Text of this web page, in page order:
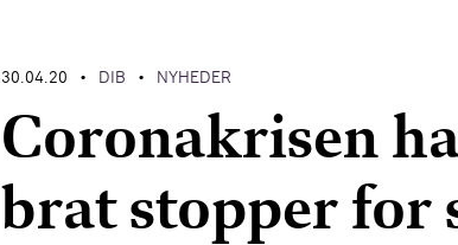
30.04.20 • DIB • NYHEDER
Coronakrisen
brat stopper for